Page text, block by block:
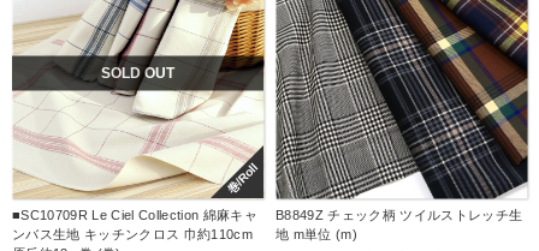
巻/Roll
SOLD OUT
■SC10709R Le Ciel Collection 綿麻キャ
ンバス生地 キッチンクロス 巾約110cm
B8849Z チェック柄 ツイルストレッチ生
地 m単位 (m)